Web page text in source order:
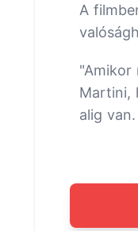
A
"Amikor
Martini,
alig van.